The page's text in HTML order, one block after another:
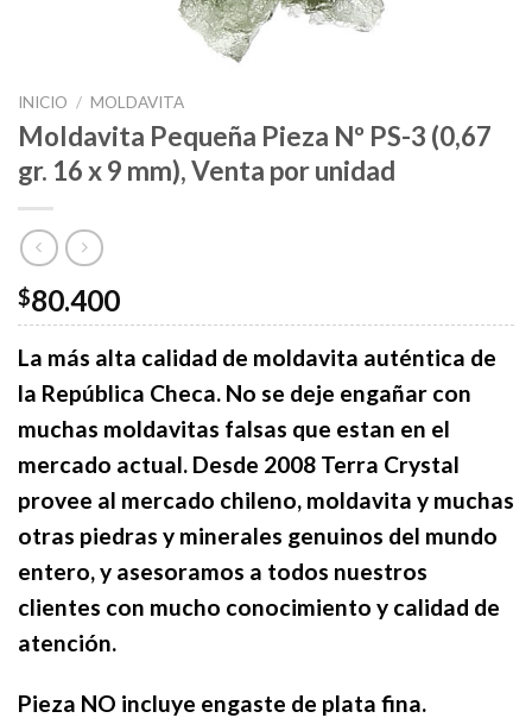
INICIO / MOLDAVITA
Moldavita Pequeña Pieza Nº PS-3 (0,67
gr. 16 x 9 mm), Venta por unidad
$80.400
La más alta calidad de moldavita auténtica de
la República Checa. No se deje engañar con
muchas moldavitas falsas que estan en el
mercado actual. Desde 2008 Terra Crystal
provee al mercado chileno, moldavita y muchas
otras piedras y minerales genuinos del mundo
entero, y asesoramos a todos nuestros
clientes con mucho conocimiento y calidad de
atención.
Pieza NO incluye engaste de plata fina.